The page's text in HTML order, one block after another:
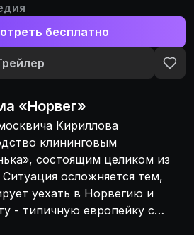
бесплатно
«Норвег»
Кириллова
клининговым
состоящим целиком из
осложняется тем,
уехать в Норвегию и
- типичную европейку с
о свободе и